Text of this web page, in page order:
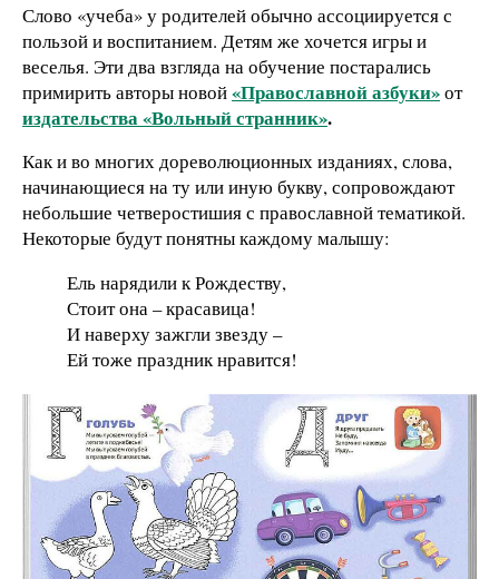
Слово «учеба» у родителей обычно ассоциируется с
пользой и воспитанием. Детям же хочется игры и
веселья. Эти два взгляда на обучение постарались
примирить авторы новой«Православной азбуки»от
издательства «Вольный странник».
Как и во многих дореволюционных изданиях, слова,
начинающиеся на ту или иную букву, сопровождают
небольшие четверостишия с православной тематикой.
Некоторые будут понятны каждому малышу:
Ель нарядили к Рождеству,
Стоит она – красавица!
И наверху зажгли звезду –
Ей тоже праздник нравится!